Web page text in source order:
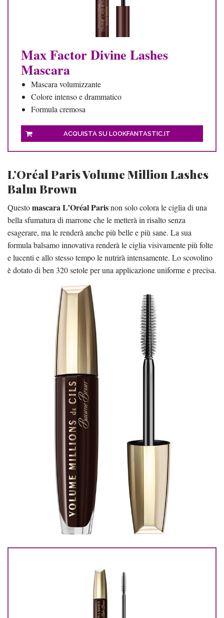
Max Factor Divine Lashes
Mascara
Mascara volumizzante
Colore intenso e drammatico
Formula cremosa
ACQUISTA SU LOOKFANTASTIC.IT
L’Oréal Paris Volume Million Lashes
Balm Brown
Questomascara L’Oréal Parisnon solo colora le ciglia di una
bella sfumatura di marrone che le metterà in risalto senza
esagerare, ma le renderà anche più belle e più sane. La sua
formula balsamo innovativa renderà le ciglia visivamente più folte
e lucenti e allo stesso tempo le nutrirà intensamente. Lo scovolino
è dotato di ben 320 setole per una applicazione uniforme e precisa.